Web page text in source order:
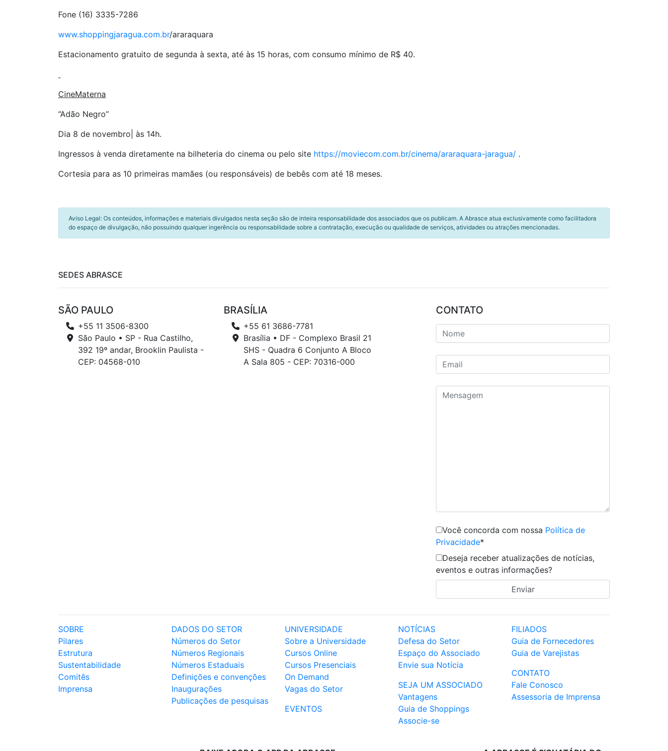
Fone (16) 3335-7286
www.shoppingjaragua.com.br/araraquara
Estacionamento gratuito de segunda à sexta, até às 15 horas, com consumo mínimo de R$ 40.
CineMaterna
“Adão Negro”
Dia 8 de novembro| às 14h.
Ingressos à venda diretamente na bilheteria do cinema ou pelo site https://moviecom.com.br/cinema/araraquara-jaragua/ .
Cortesia para as 10 primeiras mamães (ou responsáveis) de bebês com até 18 meses.
Aviso Legal: Os conteúdos, informações e materiais divulgados nesta seção são de inteira responsabilidade dos associados que os publicam. A Abrasce atua exclusivamente como facilitadora
do espaço de divulgação, não possuindo qualquer ingerência ou responsabilidade sobre a contratação, execução ou qualidade de serviços, atividades ou atrações mencionadas.
SEDES ABRASCE
SÃO PAULO
+55 11 3506-8300
São Paulo • SP - Rua Castilho,
392 19º andar, Brooklin Paulista -
CEP: 04568-010
BRASÍLIA
+55 61 3686-7781
Brasília • DF - Complexo Brasil 21
SHS - Quadra 6 Conjunto A Bloco
A Sala 805 - CEP: 70316-000
CONTATO
Você concorda com nossa Política de
Privacidade*
Deseja receber atualizações de notícias,
eventos e outras informações?
SOBRE
Pilares
Estrutura
Sustentabilidade
Comitês
Imprensa
DADOS DO SETOR
Números do Setor
Números Regionais
Números Estaduais
Definições e convenções
Inaugurações
Publicações de pesquisas
UNIVERSIDADE
Sobre a Universidade
Cursos Online
Cursos Presenciais
On Demand
Vagas do Setor
EVENTOS
NOTÍCIAS
Defesa do Setor
Espaço do Associado
Envie sua Notícia
SEJA UM ASSOCIADO
Vantagens
Guia de Shoppings
Associe-se
FILIADOS
Guia de Fornecedores
Guia de Varejistas
CONTATO
Fale Conosco
Assessoria de Imprensa